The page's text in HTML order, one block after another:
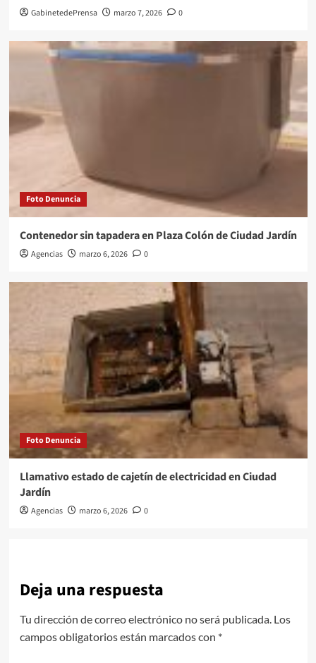
GabinetedePrensa marzo 7, 2026 0
Foto Denuncia
Contenedor sin tapadera en Plaza Colón de Ciudad Jardín
Agencias marzo 6, 2026 0
Foto Denuncia
Llamativo estado de cajetín de electricidad en Ciudad
Jardín
Agencias marzo 6, 2026 0
Deja una respuesta
Tu dirección de correo electrónico no será publicada. Los
campos obligatorios están marcados con *